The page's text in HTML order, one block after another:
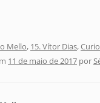
Mello, 15. Vítor Dias,
11 de maio de 2017 por